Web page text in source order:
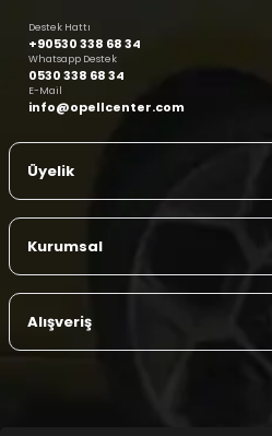
Destek Hattı
+90530 338 68 34
Whatsapp Destek
0530 338 68 34
E-Mail
info@opellcenter.com
Üyelik
Kurumsal
Alışveriş